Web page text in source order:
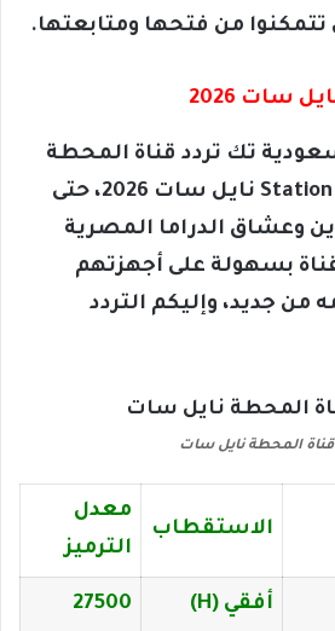
تتمكنوا من فتحها ومتابعتها.
سات 2026
تك تردد قناة المحطة
Station channel frequency نايل سات 2026، حتى
وعشاق الدراما المصرية
بسهولة على أجهزتهم
من جديد، وإليكم التردد
قناة المحطة نايل سات
الاستقطاب
معدل
الترميز
أفقي (H) 27500